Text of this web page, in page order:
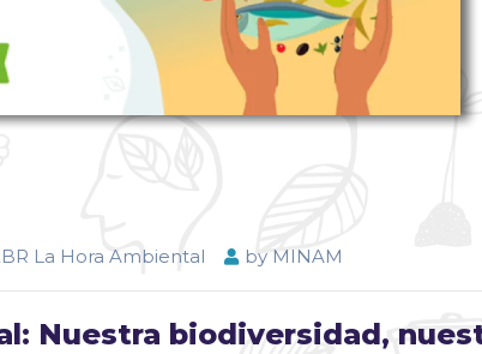
La Hora Ambiental by MINAM
Nuestra biodiversidad,